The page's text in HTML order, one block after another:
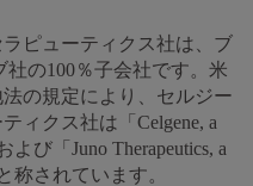
ピューティクス社は、ブ
の100％子会社です。米
の規定により、セルジー
ィクス社は「Celgene, a
よび「Juno Therapeutics, a
称されています。